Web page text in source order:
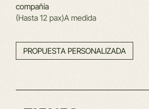
compañía
(Hasta 12 pax)A medida
PROPUESTA PERSONALIZADA